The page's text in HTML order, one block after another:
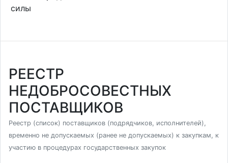
силы
РЕЕСТР
НЕДОБРОСОВЕСТНЫХ
ПОСТАВЩИКОВ
Реестр (список) поставщиков (подрядчиков, исполнителей),
временно не допускаемых (ранее не допускаемых) к закупкам, к
участию в процедурах государственных закупок